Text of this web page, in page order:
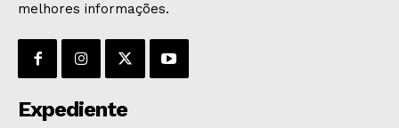
ESPORTES
ECONOMIA
GERAL
melhores informações.
Expediente